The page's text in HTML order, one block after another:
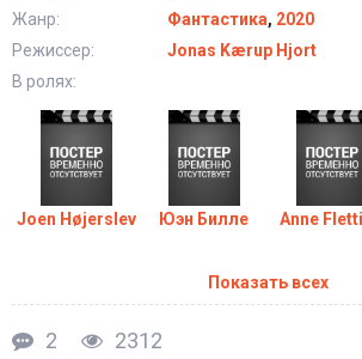
Жанр:
Фантастика, 2020
Режиссер:
Jonas Kærup Hjort
В ролях:
Joen Højerslev Юэн Билле Anne
Показать всех
2 2312